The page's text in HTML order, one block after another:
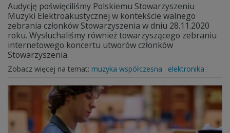
Audycję poświęciliśmy Polskiemu Stowarzyszeniu
Muzyki Elektroakustycznej w kontekście walnego
zebrania członków Stowarzyszenia w dniu 28.11.2020
roku. Wysłuchaliśmy również towarzyszącego zebraniu
internetowego koncertu utworów członków
Stowarzyszenia.
Zobacz więcej na temat: muzyka współczesna elektronika